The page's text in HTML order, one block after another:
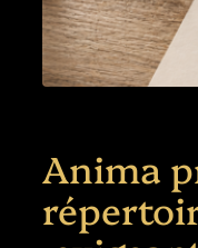
Anima